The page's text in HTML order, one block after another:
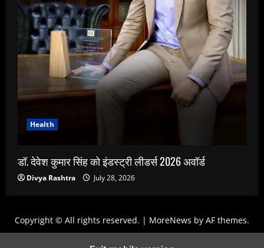
Health
डॉ. देवेश कुमार सिंह को इंडस्ट्री लीडर्स 2026 अवॉर्ड
Divya Rashtra July 28, 2026
Copyright © All rights reserved. | MoreNews by AF themes.